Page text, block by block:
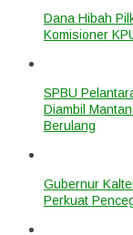
Dana Hibah
Komisioner
SPBU
Diambil
Berulang
Gubernur
Perkuat